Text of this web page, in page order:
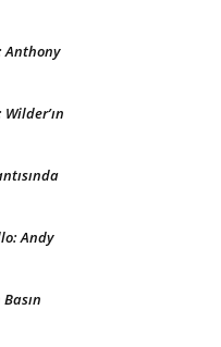
Anthony
Andy
Basın